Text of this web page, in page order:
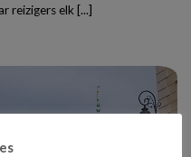
reizigers elk [...]